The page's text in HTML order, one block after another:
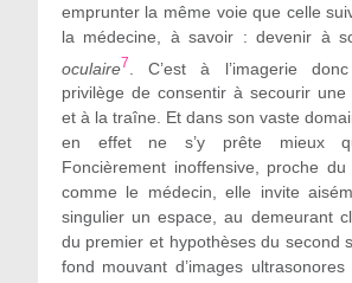
emprunter la même voie que celle
la médecine, à savoir : devenir à
oculaire7
. C’est à l’imagerie
privilège de consentir à secourir une
et à la traîne. Et dans son vaste
en effet ne s’y prête mieux
Foncièrement inoffensive, proche
comme le médecin, elle invite
singulier un espace, au demeurant
du premier et hypothèses du second
fond mouvant d’images